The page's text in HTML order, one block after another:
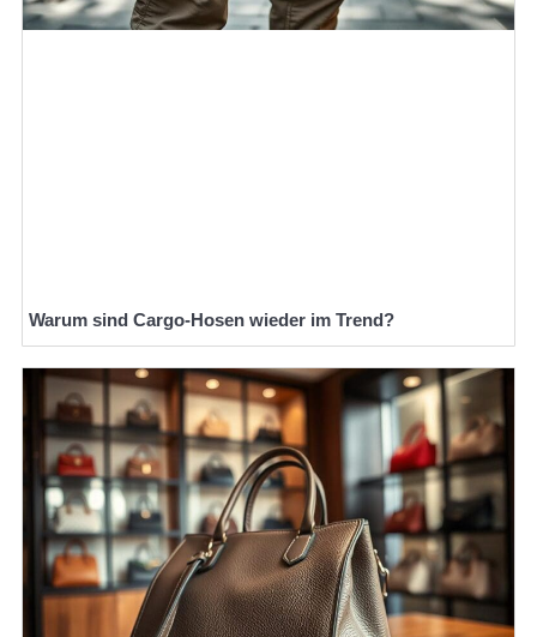
Warum sind Cargo-Hosen wieder im Trend?